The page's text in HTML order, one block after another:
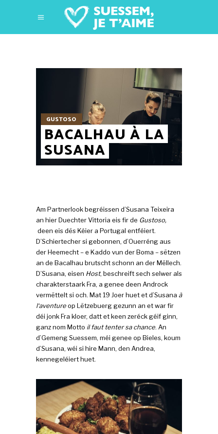
GUSTOSO
BACALHAU À LA
SUSANA
Am Partnerlook begréissen d’Susana Teixeira
an hier Duechter Vittoria eis fir de Gustoso,
deen eis dës Kéier a Portugal entféiert.
D’Schiertecher si gebonnen, d’Ouerréng aus
der Heemecht – e Kaddo vun der Boma – sëtzen
an de Bacalhau brutscht schonn an der Mëllech.
D’Susana, eisen Host, beschreift sech selwer als
charakterstaark Fra, a genee deen Androck
vermëttelt si och. Mat 19 Joer huet et d’Susana à
l‘aventureop Lëtzebuerg gezunn an et war fir
déi jonk Fra kloer, datt et keen zeréck géif ginn,
ganz nom Motto il faut tenter sa chance. An
d’Gemeng Suessem, méi genee op Bieles, koum
d’Susana, wéi si hire Mann, den Andrea,
kennegeléiert huet.